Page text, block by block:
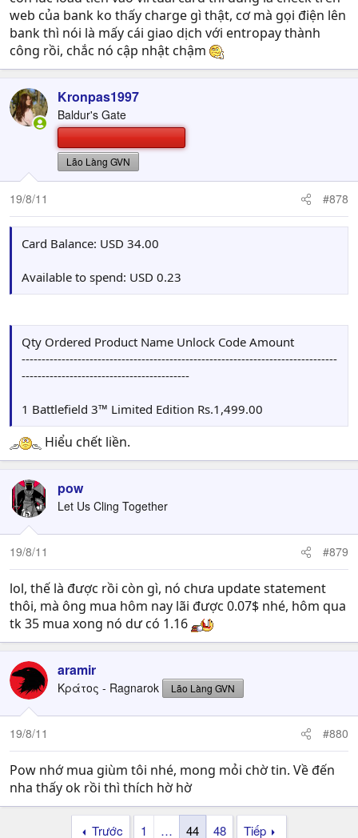
web của bank ko thấy charge gì thật, cơ mà gọi điện lên
bank thì nói là mấy cái giao dịch với entropay thành
công rồi, chắc nó cập nhật chậm
Kronpas1997
Baldur's Gate
Lão Làng GVN
19/8/11 #878
Card Balance: USD 34.00
Available to spend: USD 0.23
Qty Ordered Product Name Unlock Code Amount
-------------------------------------------------------------------------------
------------------------------------------
1 Battlefield 3™ Limited Edition Rs.1,499.00
Hiểu chết liền.
pow
Let Us Cling Together
19/8/11 #879
lol, thế là được rồi còn gì, nó chưa update statement
thôi, mà ông mua hôm nay lãi được 0.07$ nhé, hôm qua
tk 35 mua xong nó dư có 1.16
aramir
Κράτος - Ragnarok Lão Làng GVN
19/8/11 #880
Pow nhớ mua giùm tôi nhé, mong mỏi chờ tin. Về đến
nha thấy ok rồi thì thích hờ hờ
Trước 1 … 44 48 Tiếp